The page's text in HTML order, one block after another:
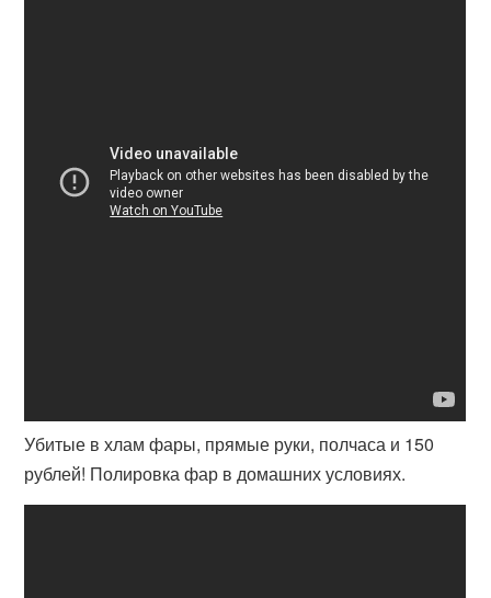
Убитые в хлам фары, прямые руки, полчаса и 150
рублей! Полировка фар в домашних условиях.